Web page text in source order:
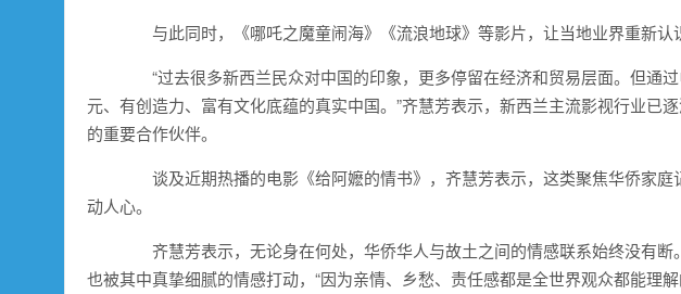
与此同时，《哪吒之魔童闹海》《流浪地球》等影片，让当地业界重新认
“过去很多新西兰民众对中国的印象，更多停留在经济和贸易层面。但通
元、有创造力、富有文化底蕴的真实中国。”齐慧芳表示，新西兰主流影视行业已
的重要合作伙伴。
谈及近期热播的电影《给阿嬷的情书》，齐慧芳表示，这类聚焦华侨家庭
动人心。
齐慧芳表示，无论身在何处，华侨华人与故土之间的情感联系始终没有断
也被其中真挚细腻的情感打动，“因为亲情、乡愁、责任感都是全世界观众都能理解